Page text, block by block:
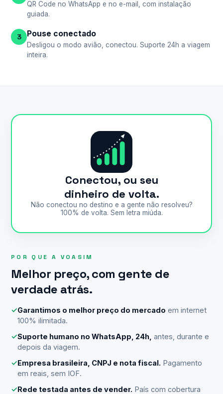
QR Code no WhatsApp e no e-mail, com instalação
guiada.
3 Pouse conectado
Desligou o modo avião, conectou. Suporte 24h a viagem
inteira.
Conectou, ou seu
dinheiro de volta.
Não conectou no destino e a gente não resolveu?
100% de volta. Sem letra miúda.
POR QUE A VOASIM
Melhor preço, com gente de
verdade atrás.
✓Garantimos o melhor preço do mercado em internet
100% ilimitada.
✓Suporte humano no WhatsApp, 24h, antes, durante e
depois da viagem.
✓Empresa brasileira, CNPJ e nota fiscal. Pagamento
em reais, sem IOF.
✓Rede testada antes de vender. País com cobertura